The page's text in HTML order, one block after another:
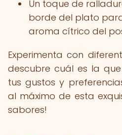
Un toque de
borde del plato
aroma cítrico del
Experimenta con
descubre cuál es la
tus gustos y
al máximo de esta
sabores!